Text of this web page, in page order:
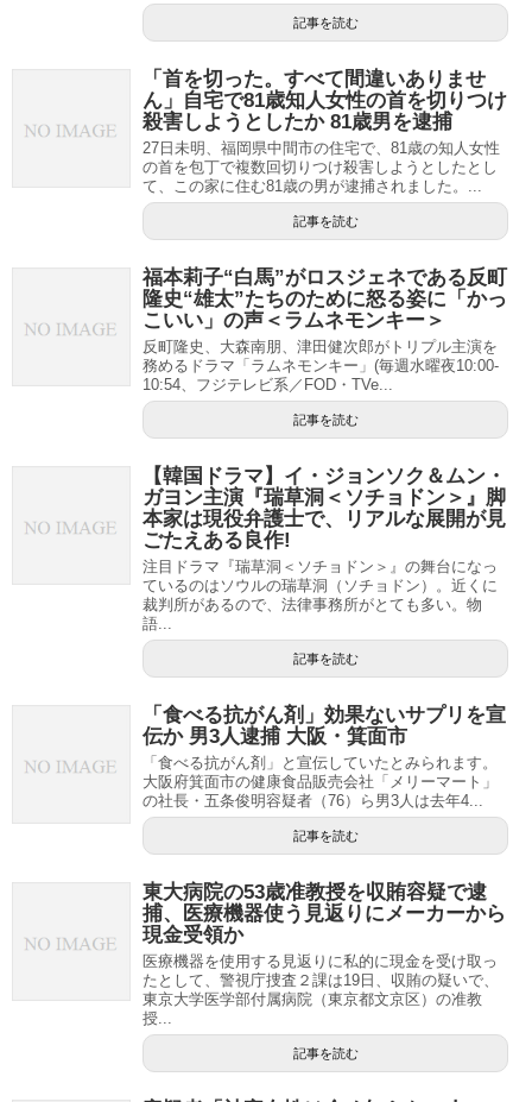
記事を読む
「首を切った。すべて間違いありませ
ん」自宅で81歳知人女性の首を切りつけ
殺害しようとしたか 81歳男を逮捕
27日未明、福岡県中間市の住宅で、81歳の知人女性
の首を包丁で複数回切りつけ殺害しようとしたとし
て、この家に住む81歳の男が逮捕されました。...
記事を読む
福本莉子“白馬”がロスジェネである反町
隆史“雄太”たちのために怒る姿に「かっ
こいい」の声＜ラムネモンキー＞
反町隆史、大森南朋、津田健次郎がトリプル主演を
務めるドラマ「ラムネモンキー」(毎週水曜夜10:00-
10:54、フジテレビ系／FOD・TVe...
記事を読む
【韓国ドラマ】イ・ジョンソク＆ムン・
ガヨン主演『瑞草洞＜ソチョドン＞』脚
本家は現役弁護士で、リアルな展開が見
ごたえある良作!
注目ドラマ『瑞草洞＜ソチョドン＞』の舞台になっ
ているのはソウルの瑞草洞（ソチョドン）。近くに
裁判所があるので、法律事務所がとても多い。物
語...
記事を読む
「食べる抗がん剤」効果ないサプリを宣
伝か 男3人逮捕 大阪・箕面市
「食べる抗がん剤」と宣伝していたとみられます。
大阪府箕面市の健康食品販売会社「メリーマート」
の社長・五条俊明容疑者（76）ら男3人は去年4...
記事を読む
東大病院の53歳准教授を収賄容疑で逮
捕、医療機器使う見返りにメーカーから
現金受領か
医療機器を使用する見返りに私的に現金を受け取っ
たとして、警視庁捜査２課は19日、収賄の疑いで、
東京大学医学部付属病院（東京都文京区）の准教
授...
記事を読む